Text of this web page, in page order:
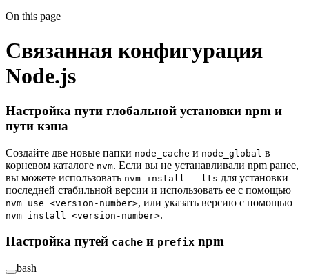
On this page
Связанная конфигурация
Node.js
Настройка пути глобальной установки npm и
пути кэша
Создайте две новые папки node_cache и node_global в
корневом каталоге nvm. Если вы не устанавливали npm ранее,
вы можете использовать nvm install --lts для установки
последней стабильной версии и использовать ее с помощью
nvm use <version-number>, или указать версию с помощью
nvm install <version-number>.
Настройка путей cache и prefix npm
bash